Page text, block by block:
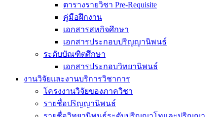
ตารางรายวิชา Pre-Requisite
คู่มือฝึกงาน
เอกสารสหกิจศึกษา
เอกสารประกอบปริญญานิพนธ์
ระดับบัณฑิตศึกษา
เอกสารประกอบวิทยานิพนธ์
งานวิจัยและงานบริการวิชาการ
โครงงานวิจัยของภาควิชา
รายชื่อปริญญานิพนธ์